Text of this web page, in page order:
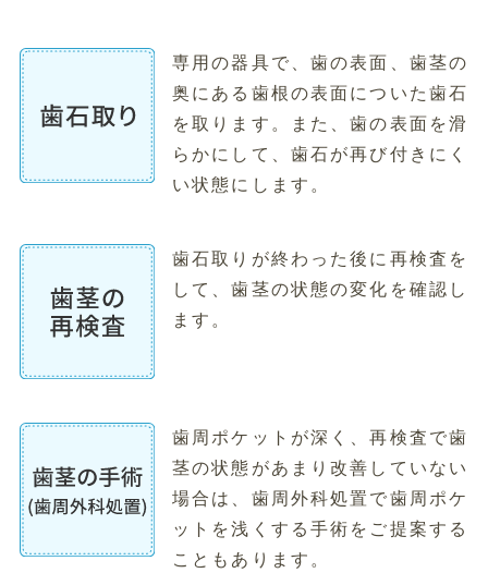
専用の器具で、歯の表面、歯茎の
奥にある歯根の表面についた歯石
を取ります。また、歯の表面を滑
らかにして、歯石が再び付きにく
い状態にします。
歯石取りが終わった後に再検査を
して、歯茎の状態の変化を確認し
ます。
歯周ポケットが深く、再検査で歯
茎の状態があまり改善していない
場合は、歯周外科処置で歯周ポケ
ットを浅くする手術をご提案する
こともあります。